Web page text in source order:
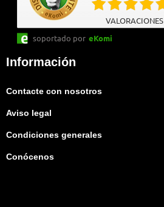
VALORACIONES
soportado por eKomi
Información
Contacte con nosotros
Aviso legal
Condiciones generales
Conócenos